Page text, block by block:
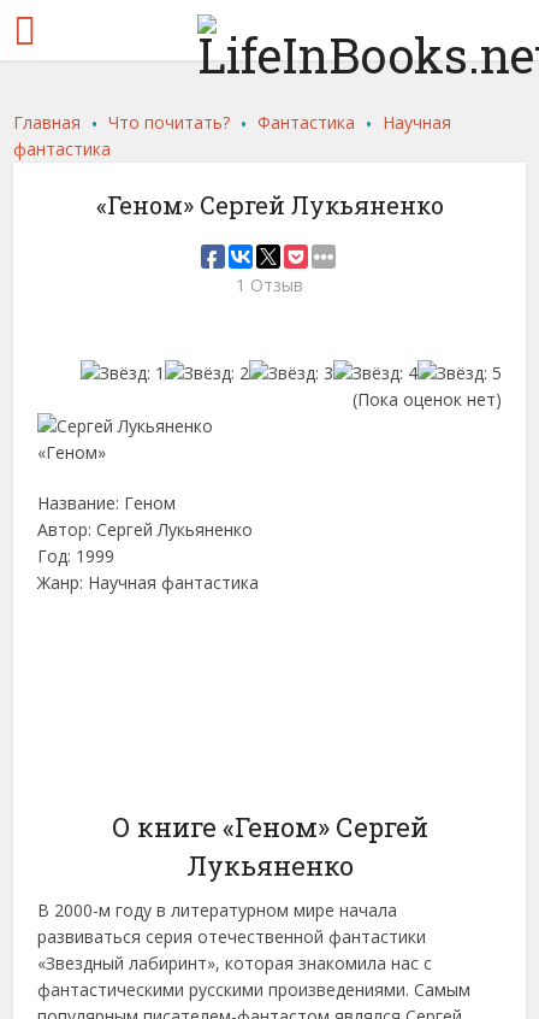
Главная .Что почитать? .Фантастика . Научная
фантастика
«Геном» Сергей Лукьяненко
1 Отзыв
(Пока оценок нет)
Название: Геном
Автор: Сергей Лукьяненко
Год: 1999
Жанр: Научная фантастика
О книге «Геном» Сергей
Лукьяненко
В 2000-м году в литературном мире начала
развиваться серия отечественной фантастики
«Звездный лабиринт», которая знакомила нас с
фантастическими русскими произведениями. Самым